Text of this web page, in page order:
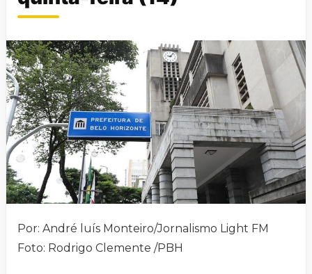
Por: André luís Monteiro/Jornalismo Light FM
Foto: Rodrigo Clemente /PBH